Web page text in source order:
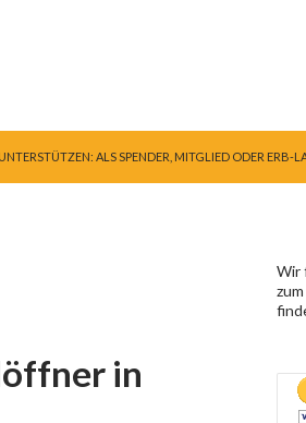
UNTERSTÜTZEN: ALS SPENDER, MITGLIED ODER ERB-
in
Wir